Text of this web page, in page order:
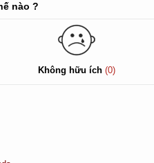
nào ?
Không hữu ích (0)